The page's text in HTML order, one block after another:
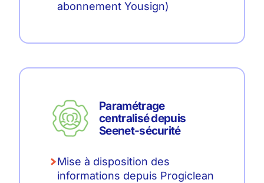
abonnement Yousign)
Paramétrage
centralisé depuis
Seenet-sécurité
Mise à disposition des
informations depuis Progiclean